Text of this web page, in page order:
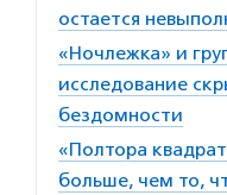
остается
«Ночлежка» и
исследование
бездомности
«Полтора
больше, чем то,